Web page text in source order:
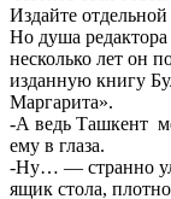
Издайте
Но душа редактора
несколько лет он
изданную книгу
Маргарита».
-А ведь Ташкент
ему в глаза.
-Ну… — странно
ящик стола,